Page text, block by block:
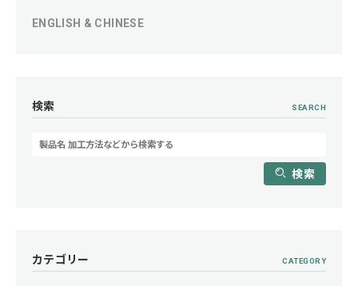
ENGLISH & CHINESE
検索 SEARCH
検索
カテゴリー CATEGORY